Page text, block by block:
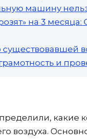
машину
на 3
существовавшей
грамотность и
какие
воздуха.